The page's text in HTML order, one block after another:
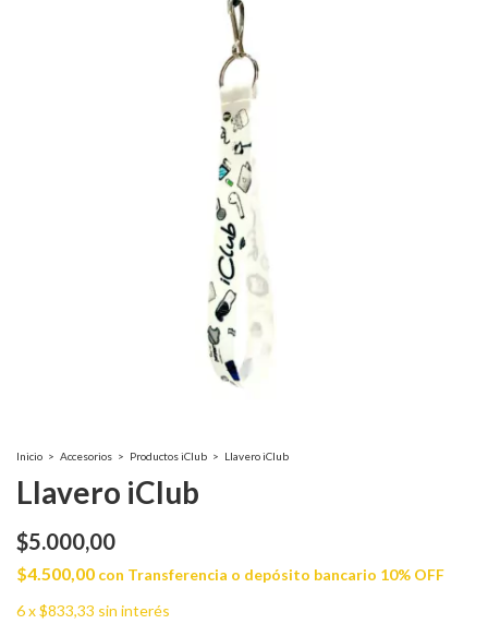
Inicio > Accesorios > Productos iClub > Llavero iClub
Llavero iClub
$5.000,00
$4.500,00 con Transferencia o depósito bancario 10% OFF
6x$833,33 sin interés